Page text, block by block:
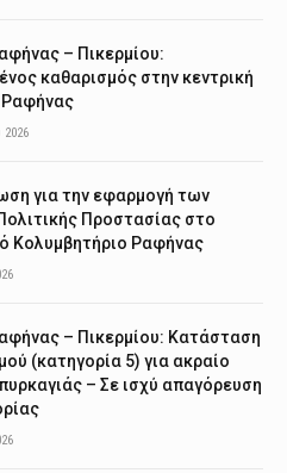
– Πικερμίου:
καθαρισμός στην κεντρική
Ραφήνας
για την εφαρμογή των
Προστασίας στο
Κολυμβητήριο Ραφήνας
– Πικερμίου: Κατάσταση
(κατηγορία 5) για ακραίο
– Σε ισχύ απαγόρευση